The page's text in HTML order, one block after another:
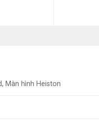
Màn hình Heiston